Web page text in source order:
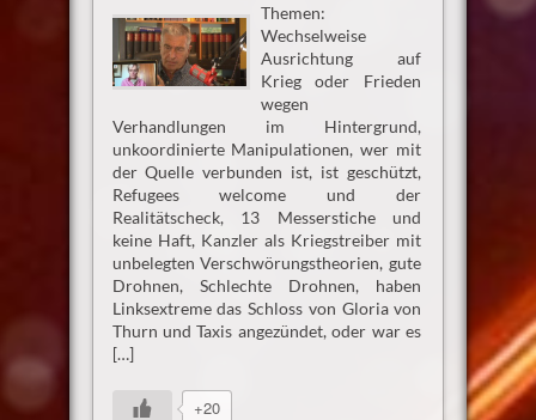
Themen:
Wechselweise
Ausrichtung auf
Krieg oder Frieden
wegen
Verhandlungen im Hintergrund,
unkoordinierte Manipulationen, wer mit
der Quelle verbunden ist, ist geschützt,
Refugees welcome und der
Realitätscheck, 13 Messerstiche und
keine Haft, Kanzler als Kriegstreiber mit
unbelegten Verschwörungstheorien, gute
Drohnen, Schlechte Drohnen, haben
Linksextreme das Schloss von Gloria von
Thurn und Taxis angezündet, oder war es
[…]
+20